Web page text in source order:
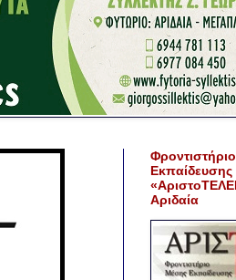
Εκπαίδευσης
Αριδαία